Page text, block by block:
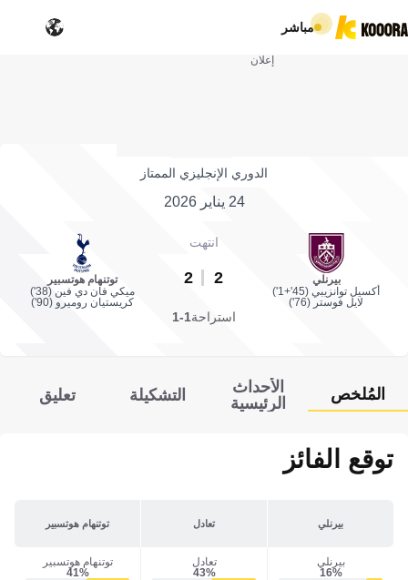
مباشر
إعلان
الدوري الإنجليزي الممتاز
24 يناير 2026
بيرنلي
أكسيل توانزيبي (45'+1')
لايل فوستر (76')
انتهت
2
2
توتنهام هوتسبير
ميكي فان دي فين (38')
كريستيان روميرو (90')
استراحة1-1
المُلخص
الأحداث
الرئيسية
التشكيلة تعليق
توقع الفائز
بيرنلي تعادل توتنهام هوتسبير
بيرنلي
16‎%‎
تعادل
43‎%‎
توتنهام هوتسبير
41‎%‎